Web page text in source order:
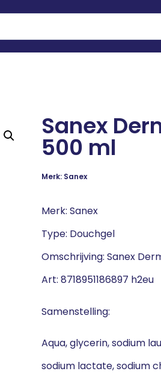
Sanex
500 ml
Merk: Sanex
Merk: Sanex
Type: Douchgel
Omschrijving: Sanex
Art: 8718951186897 h2eu
Samenstelling:
Aqua, glycerin, sodium
sodium lactate, sodium